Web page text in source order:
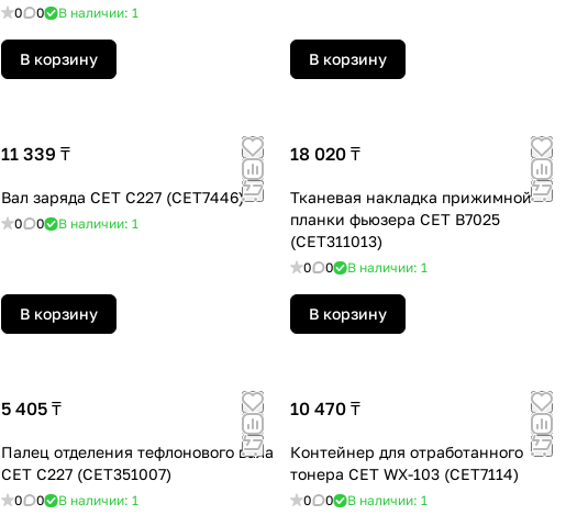
0 0 В наличии: 1
В корзину В корзину
11 339 ₸
Вал заряда CET C227 (CET7446)
0 0 В наличии: 1
В корзину
18 020 ₸
Тканевая накладка прижимной
планки фьюзера СЕТ B7025
(CET311013)
0 0 В наличии: 1
В корзину
5 405 ₸
Палец отделения тефлонового вала
CET C227 (CET351007)
0 0 В наличии: 1
10 470 ₸
Контейнер для отработанного
тонера CET WX-103 (CET7114)
0 0 В наличии: 1